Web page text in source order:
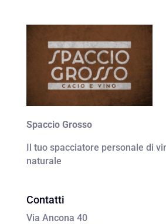
Spaccio Grosso
Il tuo spacciatore personale di
naturale
Contatti
Via Ancona 40